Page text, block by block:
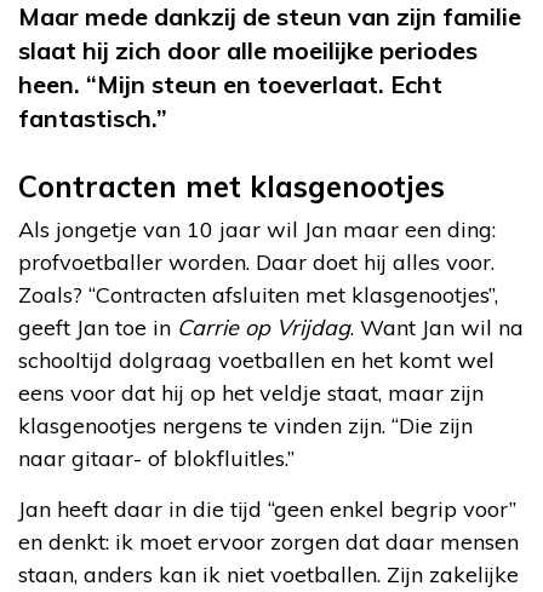
Maar mede dankzij de steun van zijn familie
slaat hij zich door alle moeilijke periodes
heen. “Mijn steun en toeverlaat. Echt
fantastisch.”
Contracten met klasgenootjes
Als jongetje van 10 jaar wil Jan maar een ding:
profvoetballer worden. Daar doet hij alles voor.
Zoals? “Contracten afsluiten met klasgenootjes”,
geeft Jan toe in Carrie op Vrijdag. Want Jan wil na
schooltijd dolgraag voetballen en het komt wel
eens voor dat hij op het veldje staat, maar zijn
klasgenootjes nergens te vinden zijn. “Die zijn
naar gitaar- of blokfluitles.”
Jan heeft daar in die tijd “geen enkel begrip voor”
en denkt: ik moet ervoor zorgen dat daar mensen
staan, anders kan ik niet voetballen. Zijn zakelijke